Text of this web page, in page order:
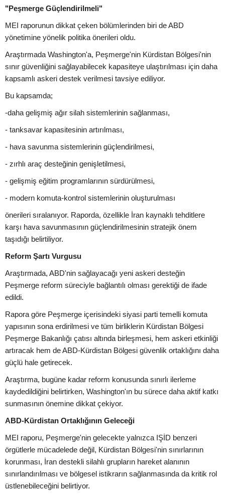
"Peşmerge Güçlendirilmeli"
MEI raporunun dikkat çeken bölümlerinden biri de ABD
yönetimine yönelik politika önerileri oldu.
Araştırmada Washington'a, Peşmerge'nin Kürdistan Bölgesi'nin
sınır güvenliğini sağlayabilecek kapasiteye ulaştırılması için daha
kapsamlı askeri destek verilmesi tavsiye ediliyor.
Bu kapsamda;
-daha gelişmiş ağır silah sistemlerinin sağlanması,
- tanksavar kapasitesinin artırılması,
- hava savunma sistemlerinin güçlendirilmesi,
- zırhlı araç desteğinin genişletilmesi,
- gelişmiş eğitim programlarının sürdürülmesi,
- modern komuta-kontrol sistemlerinin oluşturulması
önerileri sıralanıyor. Raporda, özellikle İran kaynaklı tehditlere
karşı hava savunmasının güçlendirilmesinin stratejik önem
taşıdığı belirtiliyor.
Reform Şartı Vurgusu
Araştırmada, ABD'nin sağlayacağı yeni askeri desteğin
Peşmerge reform süreciyle bağlantılı olması gerektiği de ifade
edildi.
Rapora göre Peşmerge içerisindeki siyasi parti temelli komuta
yapısının sona erdirilmesi ve tüm birliklerin Kürdistan Bölgesi
Peşmerge Bakanlığı çatısı altında birleşmesi, hem askeri etkinliği
artıracak hem de ABD-Kürdistan Bölgesi güvenlik ortaklığını daha
güçlü hale getirecek.
Araştırma, bugüne kadar reform konusunda sınırlı ilerleme
kaydedildiğini belirtirken, Washington'ın bu sürece daha aktif katkı
sunmasının önemine dikkat çekiyor.
ABD-Kürdistan Ortaklığının Geleceği
MEI raporu, Peşmerge'nin gelecekte yalnızca IŞİD benzeri
örgütlerle mücadelede değil, Kürdistan Bölgesi'nin sınırlarının
korunması, İran destekli silahlı grupların hareket alanının
sınırlandırılması ve bölgesel istikrarın sağlanmasında da kritik rol
üstlenebileceğini belirtiyor.